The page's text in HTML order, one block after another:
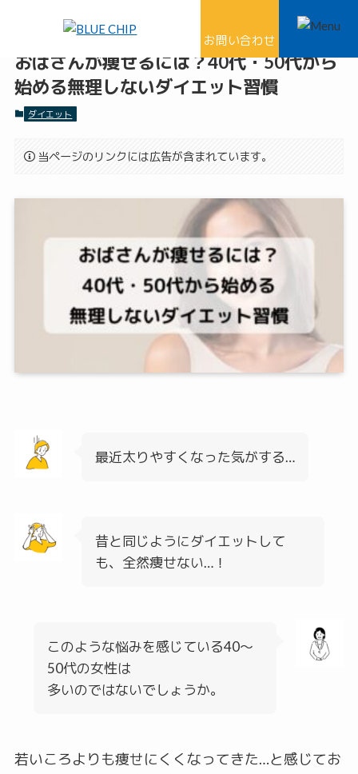
お問い合わせ
おばさんが痩せるには？40代・50代から
始める無理しないダイエット習慣
ダイエット
当ページのリンクには広告が含まれています。
最近太りやすくなった気がする…
昔と同じようにダイエットして
も、全然痩せない…！
このような悩みを感じている40〜
50代の女性は
多いのではないでしょうか。
若いころよりも痩せにくくなってきた…と感じてお